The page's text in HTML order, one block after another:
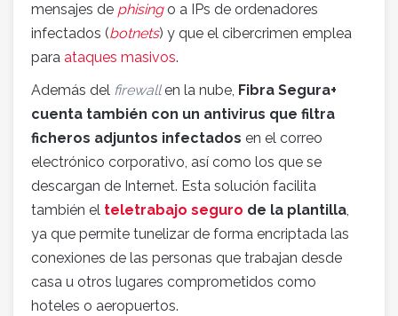
mensajes de phising o a IPs de ordenadores
infectados (botnets) y que el cibercrimen emplea
para ataques masivos.
Además del firewallen la nube, Fibra Segura+
cuenta también con un antivirus que filtra
ficheros adjuntos infectados en el correo
electrónico corporativo, así como los que se
descargan de Internet. Esta solución facilita
también el teletrabajo seguro de la plantilla,
ya que permite tunelizar de forma encriptada las
conexiones de las personas que trabajan desde
casa u otros lugares comprometidos como
hoteles o aeropuertos.